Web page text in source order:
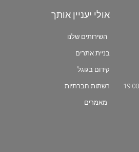
אולי יעניין אותך
השירותים שלנו
בניית אתרים
קידום בגוגל
רשתות חברתיות
מאמרים